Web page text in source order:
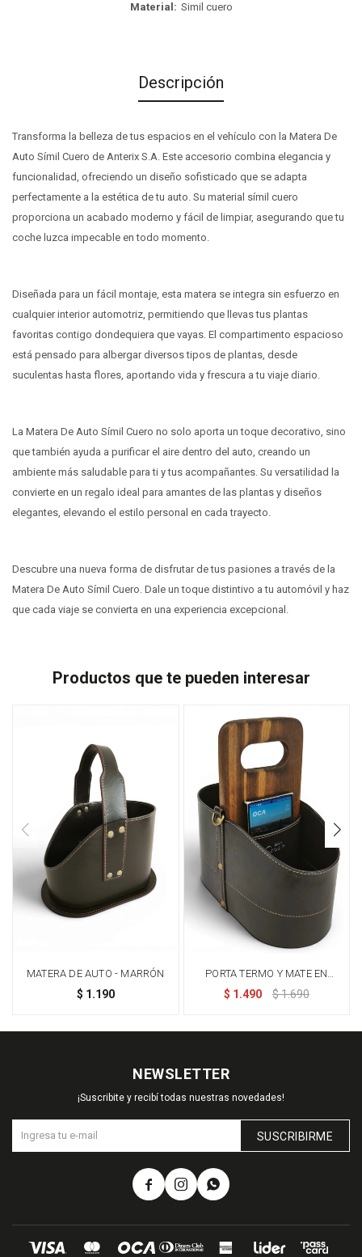
Material Simil cuero
Descripción
Transforma la belleza de tus espacios en el vehículo con la Matera De
Auto Símil Cuero de Anterix S.A. Este accesorio combina elegancia y
funcionalidad, ofreciendo un diseño sofisticado que se adapta
perfectamente a la estética de tu auto. Su material símil cuero
proporciona un acabado moderno y fácil de limpiar, asegurando que tu
coche luzca impecable en todo momento.
Diseñada para un fácil montaje, esta matera se integra sin esfuerzo en
cualquier interior automotriz, permitiendo que llevas tus plantas
favoritas contigo dondequiera que vayas. El compartimento espacioso
está pensado para albergar diversos tipos de plantas, desde
suculentas hasta flores, aportando vida y frescura a tu viaje diario.
La Matera De Auto Símil Cuero no solo aporta un toque decorativo, sino
que también ayuda a purificar el aire dentro del auto, creando un
ambiente más saludable para ti y tus acompañantes. Su versatilidad la
convierte en un regalo ideal para amantes de las plantas y diseños
elegantes, elevando el estilo personal en cada trayecto.
Descubre una nueva forma de disfrutar de tus pasiones a través de la
Matera De Auto Símil Cuero. Dale un toque distintivo a tu automóvil y haz
que cada viaje se convierta en una experiencia excepcional.
Productos que te pueden interesar
MATERA DE AUTO - MARRÓN
$ 1.190
PORTA TERMO Y MATE EN
MADERA CON PORTA
$ 1.490 $1.690
NEWSLETTER
¡Suscribite y recibí todas nuestras novedades!
SUSCRIBIRME
  